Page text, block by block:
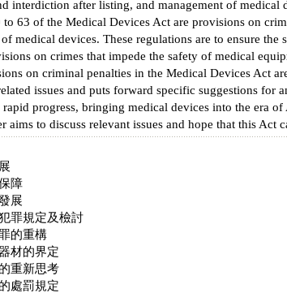
interdiction after listing, and management of medical
to 63 of the Medical Devices Act are provisions on
medical devices. These regulations are to ensure
on crimes that impede the safety of medical
on criminal penalties in the Medical Devices Act
issues and puts forward specific suggestions for
progress, bringing medical devices into the era of
aims to discuss relevant issues and hope that this Act
障
展
罪規定及檢討
的重構
材的界定
重新思考
處罰規定